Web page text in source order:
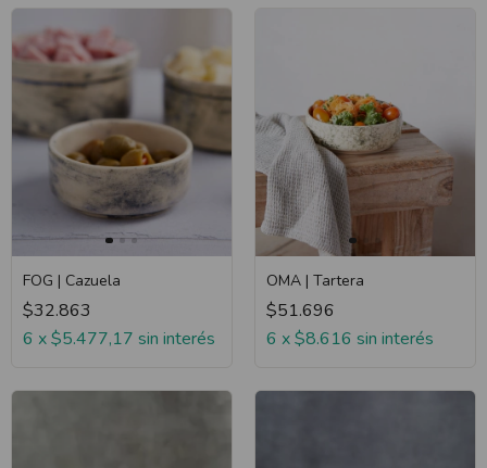
FOG | Cazuela
$32.863
6 x$5.477,17 sin interés
OMA | Tartera
$51.696
6 x$8.616 sin interés